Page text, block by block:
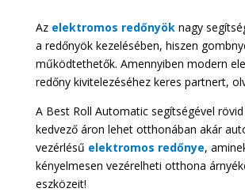
Az elektromos redőnyöknagy
a redőnyök kezelésében, hiszen
működtethetők. Amennyiben modern
redőny kivitelezéséhez keres partnert,
A Best Roll Automatic segítségével
kedvező áron lehet otthonában akár
vezérlésű elektromos redőnye,
kényelmesen vezérelheti otthona
eszközeit!